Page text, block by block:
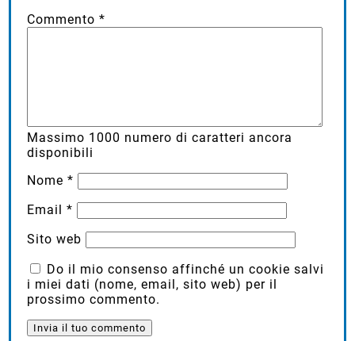
Commento*
Massimo 1000 numero di caratteri ancora
disponibili
Nome*
Email*
Sito web
Do il mio consenso affinché un cookie salvi
i miei dati (nome, email, sito web) per il
prossimo commento.